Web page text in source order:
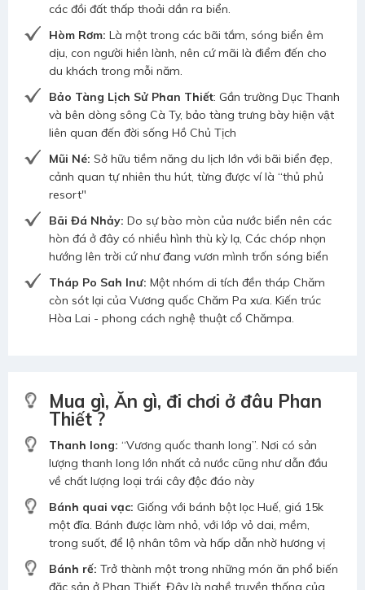
các đồi đất thấp thoải dần ra biển.
Hòm Rơm: Là một trong các bãi tắm, sóng biển êm
dịu, con người hiền lành, nên cứ mãi là điểm đến cho
du khách trong mỗi năm.
Bảo Tàng Lịch Sử Phan Thiết: Gần trường Dục Thanh
và bên dòng sông Cà Ty, bảo tàng trưng bày hiện vật
liên quan đến đời sống Hồ Chủ Tịch
Mũi Né: Sở hữu tiềm năng du lịch lớn với bãi biển đẹp,
cảnh quan tự nhiên thu hút, từng được ví là “thủ phủ
resort"
Bãi Đá Nhảy: Do sự bào mòn của nước biển nên các
hòn đá ở đây có nhiều hình thù kỳ lạ, Các chóp nhọn
hướng lên trời cứ như đang vươn mình trốn sóng biển
Tháp Po Sah Inư: Một nhóm di tích đền tháp Chăm
còn sót lại của Vương quốc Chăm Pa xưa. Kiến trúc
Hòa Lai - phong cách nghệ thuật cổ Chămpa.
Mua gì, Ăn gì, đi chơi ở đâu Phan
Thiết ?
Thanh long: “Vương quốc thanh long”. Nơi có sản
lượng thanh long lớn nhất cả nước cũng như dẫn đầu
về chất lượng loại trái cây độc đáo này
Bánh quai vạc: Giống với bánh bột lọc Huế, giá 15k
một đĩa. Bánh được làm nhỏ, với lớp vỏ dai, mềm,
trong suốt, để lộ nhân tôm và hấp dẫn nhờ hương vị
Bánh rế: Trở thành một trong những món ăn phổ biến
đặc sản ở Phan Thiết. Đây là nghề truyền thống của